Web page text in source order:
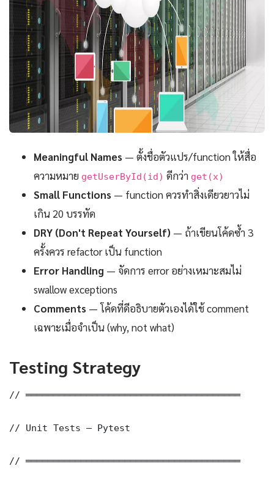
Meaningful Names — ตั้งชื่อตัวแปร/function ให้สื่อ
ความหมาย getUserById(id) ดีกว่า get(x)
Small Functions — function ควรทำสิ่งเดียวยาวไม่
เกิน 20 บรรทัด
DRY (Don't Repeat Yourself) — ถ้าเขียนโค้ดซ้ำ 3
ครั้งควร refactor เป็น function
Error Handling — จัดการ error อย่างเหมาะสมไม่
swallow exceptions
Comments — โค้ดที่ดีอธิบายตัวเองได้ใช้ comment
เฉพาะเมื่อจำเป็น (why, not what)
Testing Strategy
// ═══════════════════════════════════════
// Unit Tests — Pytest
// ═══════════════════════════════════════